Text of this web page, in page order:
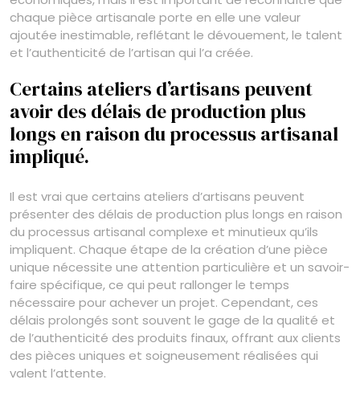
chaque pièce artisanale porte en elle une valeur
ajoutée inestimable, reflétant le dévouement, le talent
et l’authenticité de l’artisan qui l’a créée.
Certains ateliers d’artisans peuvent
avoir des délais de production plus
longs en raison du processus artisanal
impliqué.
Il est vrai que certains ateliers d’artisans peuvent
présenter des délais de production plus longs en raison
du processus artisanal complexe et minutieux qu’ils
impliquent. Chaque étape de la création d’une pièce
unique nécessite une attention particulière et un savoir-
faire spécifique, ce qui peut rallonger le temps
nécessaire pour achever un projet. Cependant, ces
délais prolongés sont souvent le gage de la qualité et
de l’authenticité des produits finaux, offrant aux clients
des pièces uniques et soigneusement réalisées qui
valent l’attente.